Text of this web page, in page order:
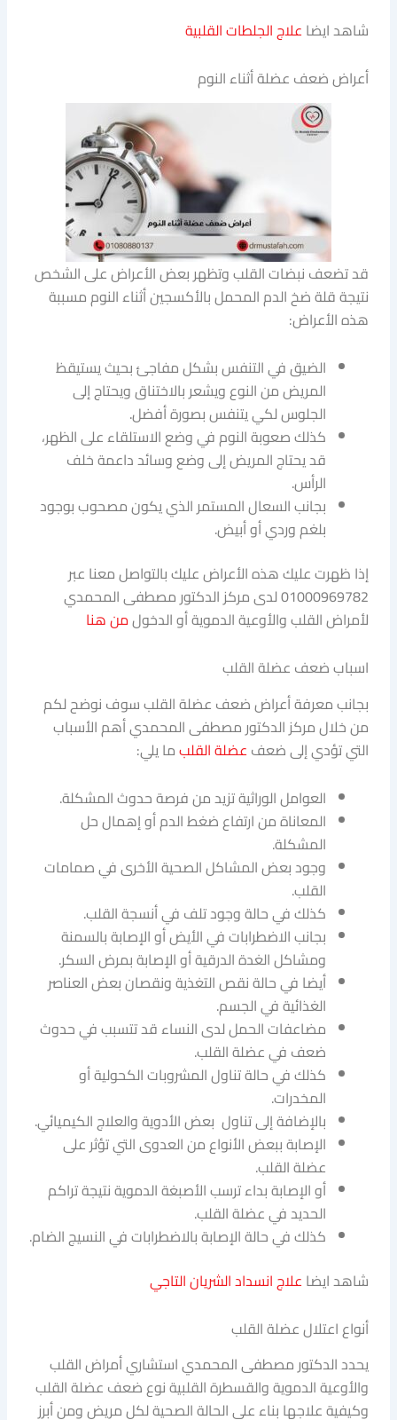
شاهد ايضا علاج الجلطات القلبية
أعراض ضعف عضلة أثناء النوم
قد تضعف نبضات القلب وتظهر بعض الأعراض على الشخص
نتيجة قلة ضخ الدم المحمل بالأكسجين أثناء النوم مسببة
هذه الأعراض:
الضيق في التنفس بشكل مفاجئ بحيث يستيقظ
المريض من النوع ويشعر بالاختناق ويحتاج إلى
الجلوس لكي يتنفس بصورة أفضل.
كذلك صعوبة النوم في وضع الاستلقاء على الظهر،
قد يحتاج المريض إلى وضع وسائد داعمة خلف
الرأس.
بجانب السعال المستمر الذي يكون مصحوب بوجود
بلغم وردي أو أبيض.
إذا ظهرت عليك هذه الأعراض عليك بالتواصل معنا عبر
01000969782 لدى مركز الدكتور مصطفى المحمدي
لأمراض القلب والأوعية الدموية أو الدخولمن هنا
اسباب ضعف عضلة القلب
بجانب معرفة أعراض ضعف عضلة القلب سوف نوضح لكم
من خلال مركز الدكتور مصطفى المحمدي أهم الأسباب
التي تؤدي إلى ضعف عضلة القلبما يلي:
العوامل الوراثية تزيد من فرصة حدوث المشكلة.
المعاناة من ارتفاع ضغط الدم أو إهمال حل
المشكلة.
وجود بعض المشاكل الصحية الأخرى في صمامات
القلب.
كذلك في حالة وجود تلف في أنسجة القلب.
بجانب الاضطرابات في الأيض أو الإصابة بالسمنة
ومشاكل الغدة الدرقية أو الإصابة بمرض السكر.
أيضا في حالة نقص التغذية ونقصان بعض العناصر
الغذائية في الجسم.
مضاعفات الحمل لدى النساء قد تتسبب في حدوث
ضعف في عضلة القلب.
كذلك في حالة تناول المشروبات الكحولية أو
المخدرات.
بالإضافة إلى تناول بعض الأدوية والعلاج الكيميائي.
الإصابة ببعض الأنواع من العدوى التي تؤثر على
عضلة القلب.
أو الإصابة بداء ترسب الأصبغة الدموية نتيجة تراكم
الحديد في عضلة القلب.
كذلك في حالة الإصابة بالاضطرابات في النسيج الضام.
شاهد ايضا علاج انسداد الشريان التاجي
أنواع اعتلال عضلة القلب
يحدد الدكتور مصطفى المحمدي استشاري أمراض القلب
والأوعية الدموية والقسطرة القلبية نوع ضعف عضلة القلب
وكيفية علاجها بناء على الحالة الصحية لكل مريض ومن أبرز